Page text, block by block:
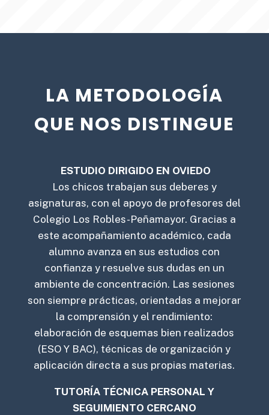
LA METODOLOGÍA
QUE NOS DISTINGUE
ESTUDIO DIRIGIDO EN OVIEDO
Los chicos trabajan sus deberes y
asignaturas, con el apoyo de profesores del
Colegio Los Robles-Peñamayor. Gracias a
este acompañamiento académico, cada
alumno avanza en sus estudios con
confianza y resuelve sus dudas en un
ambiente de concentración. Las sesiones
son siempre prácticas, orientadas a mejorar
la comprensión y el rendimiento:
elaboración de esquemas bien realizados
(ESO Y BAC), técnicas de organización y
aplicación directa a sus propias materias.
TUTORÍA TÉCNICA PERSONAL Y
SEGUIMIENTO CERCANO